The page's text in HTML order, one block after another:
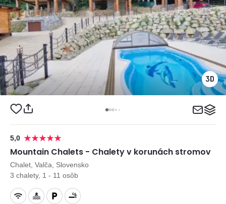
5,0
Mountain Chalets - Chalety v korunách stromov
Chalet, Valča, Slovensko
3 chalety, 1 - 11 osôb